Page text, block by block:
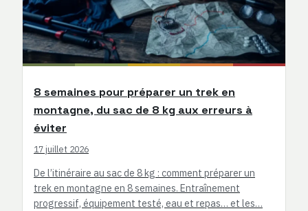
8 semaines pour préparer un trek en
montagne, du sac de 8 kg aux erreurs à
éviter
17 juillet 2026
De l’itinéraire au sac de 8 kg : comment préparer un
trek en montagne en 8 semaines. Entraînement
progressif, équipement testé, eau et repas… et les…